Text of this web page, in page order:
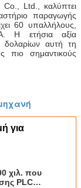
Ltd., καλύπτει
παραγωγής
60 υπαλλήλους,
Η ετήσια αξία
αυτή τη
πιο σημαντικούς
για
χιλ. που
PLC